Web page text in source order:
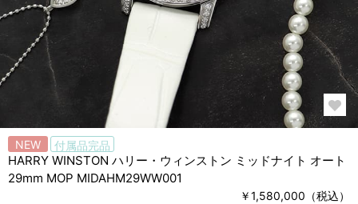
NEW 付属品完品
HARRY WINSTON ハリー・ウィンストン ミッドナイト オート
29mm MOP MIDAHM29WW001
￥1,580,000（税込）